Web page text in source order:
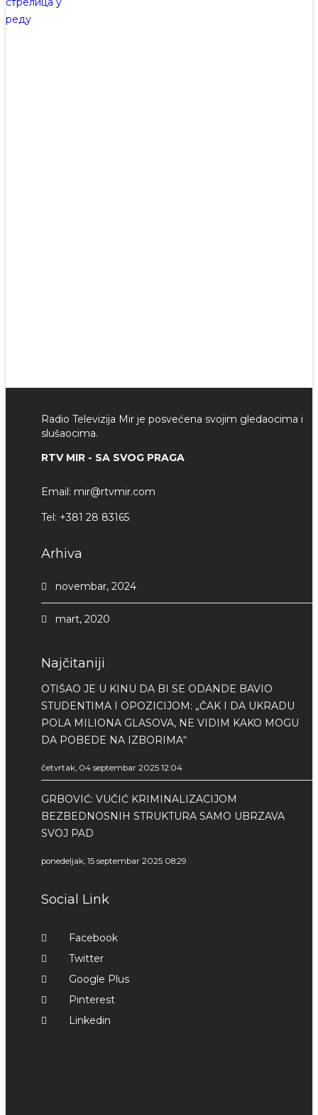
Radio Televizija Mir je posvećena svojim gledaocima i
slušaocima.
RTV MIR - SA SVOG PRAGA
Email: mir@rtvmir.com
Tel: +381 28 83165
Arhiva
novembar, 2024
mart, 2020
Najčitaniji
OTIŠAO JE U KINU DA BI SE ODANDE BAVIO
STUDENTIMA I OPOZICIJOM: „ČAK I DA UKRADU
POLA MILIONA GLASOVA, NE VIDIM KAKO MOGU
DA POBEDE NA IZBORIMA“
četvrtak, 04 septembar 2025 12:04
GRBOVIĆ: VUČIĆ KRIMINALIZACIJOM
BEZBEDNOSNIH STRUKTURA SAMO UBRZAVA
SVOJ PAD
ponedeljak, 15 septembar 2025 08:29
Social Link
Facebook
Twitter
Google Plus
Pinterest
Linkedin